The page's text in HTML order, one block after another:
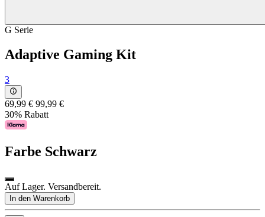
G Serie
Adaptive Gaming Kit
3
69,99 € 99,99 €
30% Rabatt
Farbe Schwarz
Auf Lager. Versandbereit.
In den Warenkorb